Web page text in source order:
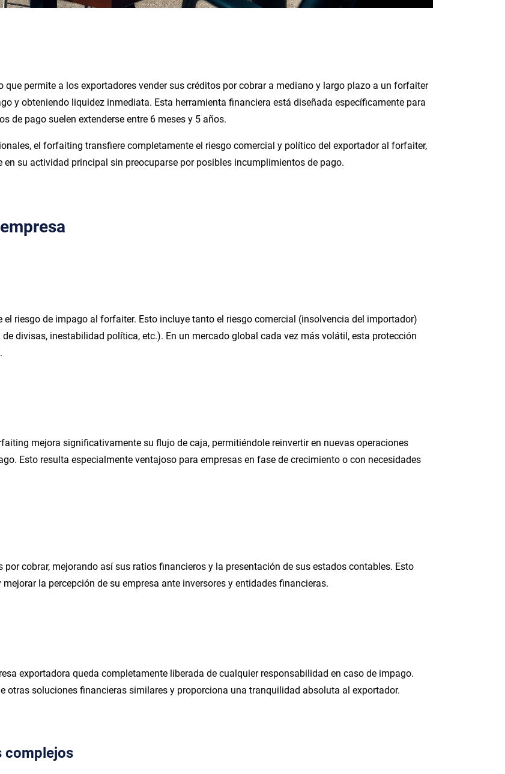
permite a los exportadores vender sus créditos por cobrar a mediano y largo plazo a un forfaiter
y obteniendo liquidez inmediata. Esta herramienta financiera está diseñada específicamente para
de pago suelen extenderse entre 6 meses y 5 años.
el forfaiting transfiere completamente el riesgo comercial y político del exportador al forfaiter,
su actividad principal sin preocuparse por posibles incumplimientos de pago.
riesgo de impago al forfaiter. Esto incluye tanto el riesgo comercial (insolvencia del importador)
divisas, inestabilidad política, etc.). En un mercado global cada vez más volátil, esta protección
mejora significativamente su flujo de caja, permitiéndole reinvertir en nuevas operaciones
Esto resulta especialmente ventajoso para empresas en fase de crecimiento o con necesidades
cobrar, mejorando así sus ratios financieros y la presentación de sus estados contables. Esto
la percepción de su empresa ante inversores y entidades financieras.
exportadora queda completamente liberada de cualquier responsabilidad en caso de impago.
otras soluciones financieras similares y proporciona una tranquilidad absoluta al exportador.
complejos